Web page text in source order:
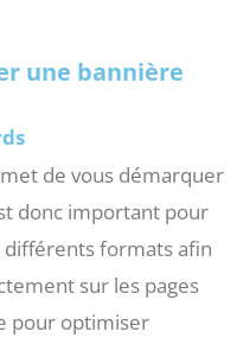
une bannière
de vous démarquer
donc important pour
formats afin
sur les pages
pour optimiser